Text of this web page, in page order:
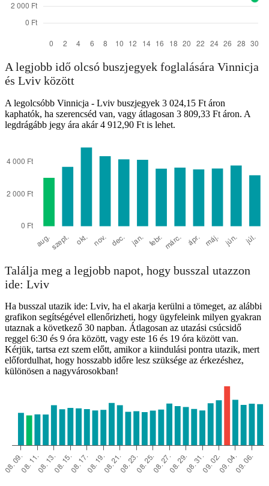
A legjobb idő olcsó buszjegyek foglalására Vinnicja
és Lviv között
A legolcsóbb Vinnicja - Lviv buszjegyek 3 024,15 Ft áron
kaphatók, ha szerencséd van, vagy átlagosan 3 809,33 Ft áron. A
legdrágább jegy ára akár 4 912,90 Ft is lehet.
Találja meg a legjobb napot, hogy busszal utazzon
ide: Lviv
Ha busszal utazik ide: Lviv, ha el akarja kerülni a tömeget, az alábbi
grafikon segítségével ellenőrizheti, hogy ügyfeleink milyen gyakran
utaznak a következő 30 napban. Átlagosan az utazási csúcsidő
reggel 6:30 és 9 óra között, vagy este 16 és 19 óra között van.
Kérjük, tartsa ezt szem előtt, amikor a kiindulási pontra utazik, mert
előfordulhat, hogy hosszabb időre lesz szüksége az érkezéshez,
különösen a nagyvárosokban!